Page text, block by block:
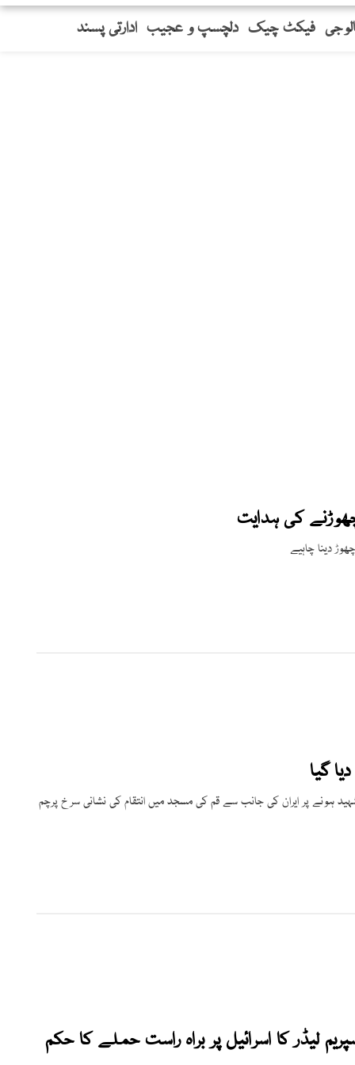
فیکٹ چیک دلچسپ و عجیب ادارتی پسند
کی ہدایت
دینا چاہیے
گیا
ہونے پر ایران کی جانب سے قم کی مسجد میں انتقام کی نشانی سرخ پرچم
لیڈر کا اسرائیل پر براہ راست حملے کا حکم